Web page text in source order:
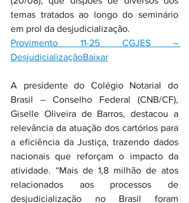
temas tratados ao longo do seminário
em prol da desjudicialização.
Provimento 11-25 CGJES –
DesjudicializaçãoBaixar
A presidente do Colégio Notarial do
Brasil – Conselho Federal (CNB/CF),
Giselle Oliveira de Barros, destacou a
relevância da atuação dos cartórios para
a eficiência da Justiça, trazendo dados
nacionais que reforçam o impacto da
atividade. “Mais de 1,8 milhão de atos
relacionados aos processos de
desjudicialização no Brasil foram